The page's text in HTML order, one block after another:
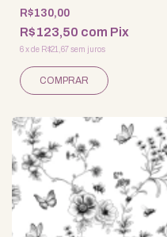
R$130,00
R$123,50 com Pix
6xde R$21,67sem juros